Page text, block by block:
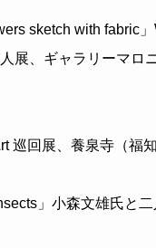
sketch with fabric
展、ギャラリーマロ
巡回展、養泉寺（福
」小森文雄氏と二